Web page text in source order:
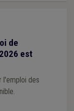
de
est
l'emploi des